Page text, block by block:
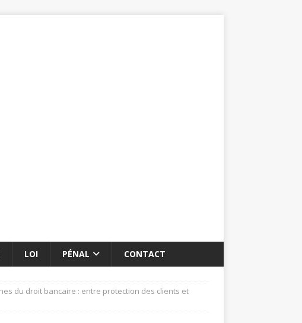
LOI PÉNAL CONTACT
du droit bancaire : entre protection des clients et